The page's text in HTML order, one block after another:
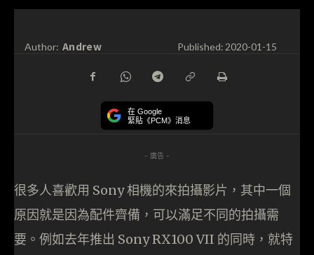
Author: Andrew Published:2020-01-15
在 Google
緊貼《PCM》消息
- 廣告 -
很多人喜歡用 Sony 相機的來拍攝影片，其中一個
原因就是因為配件齊備，可以滿足不同的拍攝需
要。例如去年推出 Sony RX100 VII 的同時，就特